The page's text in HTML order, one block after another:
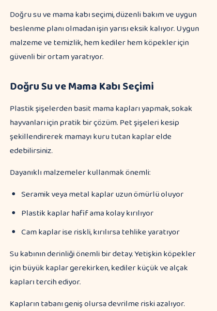
Doğru su ve mama kabı seçimi, düzenli bakım ve uygun
beslenme planı olmadan işin yarısı eksik kalıyor. Uygun
malzeme ve temizlik, hem kediler hem köpekler için
güvenli bir ortam yaratıyor.
Doğru Su ve Mama Kabı Seçimi
Plastik şişelerden basit mama kapları yapmak, sokak
hayvanları için pratik bir çözüm. Pet şişeleri kesip
şekillendirerek mamayı kuru tutan kaplar elde
edebilirsiniz.
Dayanıklı malzemeler kullanmak önemli:
Seramik veya metal kaplar uzun ömürlü oluyor
Plastik kaplar hafif ama kolay kırılıyor
Cam kaplar ise riskli, kırılırsa tehlike yaratıyor
Su kabının derinliği önemli bir detay. Yetişkin köpekler
için büyük kaplar gerekirken, kediler küçük ve alçak
kapları tercih ediyor.
Kapların tabanı geniş olursa devrilme riski azalıyor.